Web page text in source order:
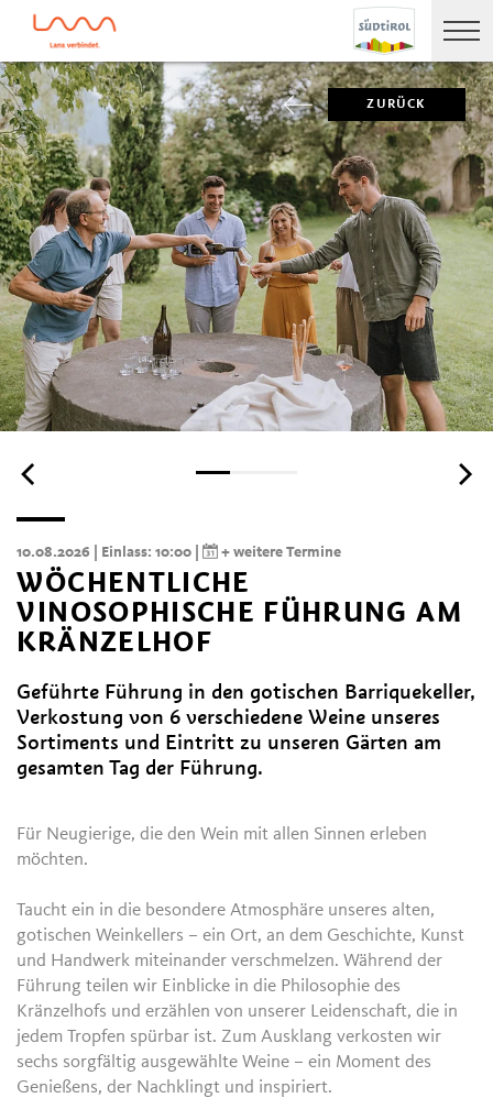
ZURÜCK
10.08.2026 | Einlass: 10:00 + weitere Termine
WÖCHENTLICHE
VINOSOPHISCHE FÜHRUNG AM
KRÄNZELHOF
Geführte Führung in den gotischen Barriquekeller,
Verkostung von 6 verschiedene Weine unseres
Sortiments und Eintritt zu unseren Gärten am
gesamten Tag der Führung.
Für Neugierige, die den Wein mit allen Sinnen erleben
möchten.
Taucht ein in die besondere Atmosphäre unseres alten,
gotischen Weinkellers – ein Ort, an dem Geschichte, Kunst
und Handwerk miteinander verschmelzen. Während der
Führung teilen wir Einblicke in die Philosophie des
Kränzelhofs und erzählen von unserer Leidenschaft, die in
jedem Tropfen spürbar ist. Zum Ausklang verkosten wir
sechs sorgfältig ausgewählte Weine – ein Moment des
Genießens, der Nachklingt und inspiriert.